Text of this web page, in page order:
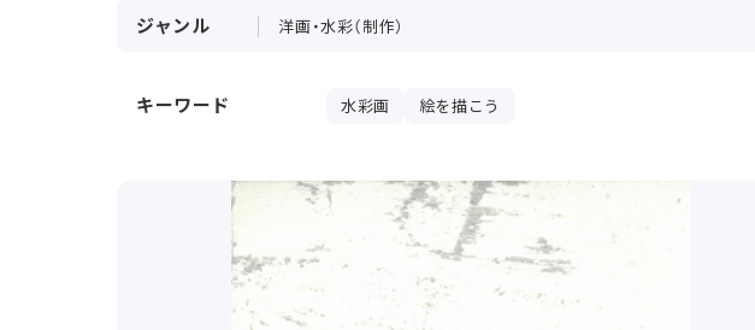
ジャンル 洋画・水彩（制作）
キーワード 水彩画 絵を描こう